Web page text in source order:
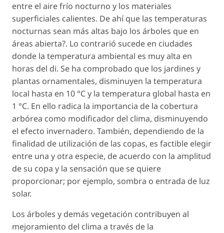
entre el aire frío nocturno y los materiales
superficiales calientes. De ahí que las temperaturas
nocturnas sean más altas bajo los árboles que en
áreas abierta?. Lo contrarió sucede en ciudades
donde la temperatura ambiental es muy alta en
horas del di. Se ha comprobado que los jardines y
plantas ornamentales, disminuyen la temperatura
local hasta en 10 °C y la temperatura global hasta en
1 °C. En ello radica la importancia de la cobertura
arbórea como modificador del clima, disminuyendo
el efecto invernadero. También, dependiendo de la
finalidad de utilización de las copas, es factible elegir
entre una y otra especie, de acuerdo con la amplitud
de su copa y la sensación que se quiere
proporcionar; por ejemplo, sombra o entrada de luz
solar.
Los árboles y demás vegetación contribuyen al
mejoramiento del clima a través de la